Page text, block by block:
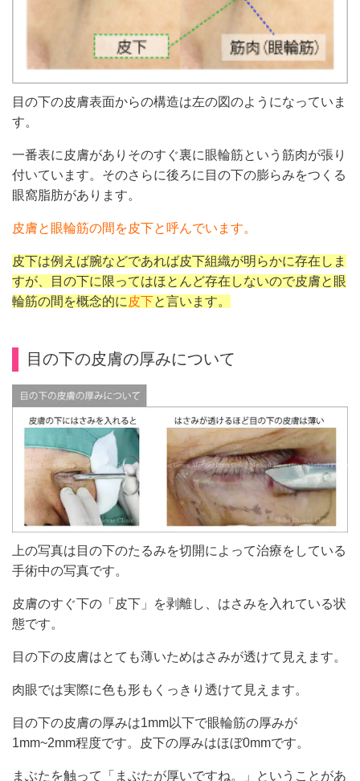
目の下の皮膚表面からの構造は左の図のようになっていま
す。
一番表に皮膚がありそのすぐ裏に眼輪筋という筋肉が張り
付いています。そのさらに後ろに目の下の膨らみをつくる
眼窩脂肪があります。
皮膚と眼輪筋の間を皮下と呼んでいます。
皮下は例えば腕などであれば皮下組織が明らかに存在しま
すが、目の下に限ってはほとんど存在しないので皮膚と眼
輪筋の間を概念的に 皮下と言います。
目の下の皮膚の厚みについて
上の写真は目の下のたるみを切開によって治療をしている
手術中の写真です。
皮膚のすぐ下の「皮下」を剥離し、はさみを入れている状
態です。
目の下の皮膚はとても薄いためはさみが透けて見えます。
肉眼では実際に色も形もくっきり透けて見えます。
目の下の皮膚の厚みは1mm以下で眼輪筋の厚みが
1mm~2mm程度です。皮下の厚みはほぼ0mmです。
まぶたを触って「まぶたが厚いですね。」ということがあ